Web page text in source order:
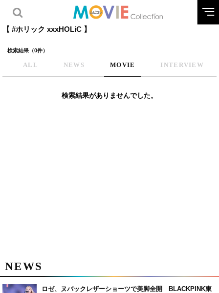
【 #ホリック xxxHOLiC 】
検索結果（0件）
ALL NEWS MOVIE INTERVIEW
検索結果がありませんでした。
NEWS
ロゼ、ヌバックレザーショーツで美脚全開 BLACKPINK東